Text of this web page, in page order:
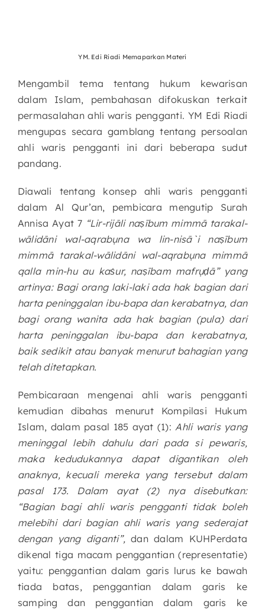
YM. Edi Riadi Memaparkan Materi
Mengambil tema tentang hukum kewarisan
dalam Islam, pembahasan difokuskan terkait
permasalahan ahli waris pengganti. YM Edi Riadi
mengupas secara gamblang tentang persoalan
ahli waris pengganti ini dari beberapa sudut
pandang.
Diawali tentang konsep ahli waris pengganti
dalam Al Qur’an, pembicara mengutip Surah
Annisa Ayat 7 “Lir-rijāli naṣībum mimmā tarakal-
wālidāni wal-aqrabụna wa lin-nisā`i naṣībum
mimmā tarakal-wālidāni wal-aqrabụna mimmā
qalla min-hu au kaṡur, naṣībam mafrụḍā” yang
artinya: Bagi orang laki-laki ada hak bagian dari
harta peninggalan ibu-bapa dan kerabatnya, dan
bagi orang wanita ada hak bagian (pula) dari
harta peninggalan ibu-bapa dan kerabatnya,
baik sedikit atau banyak menurut bahagian yang
telah ditetapkan.
Pembicaraan mengenai ahli waris pengganti
kemudian dibahas menurut Kompilasi Hukum
Islam, dalam pasal 185 ayat (1):Ahli waris yang
meninggal lebih dahulu dari pada si pewaris,
maka kedudukannya dapat digantikan oleh
anaknya, kecuali mereka yang tersebut dalam
pasal 173. Dalam ayat (2) nya disebutkan:
“Bagian bagi ahli waris pengganti tidak boleh
melebihi dari bagian ahli waris yang sederajat
dengan yang diganti”, dan dalam KUHPerdata
dikenal tiga macam penggantian (representatie)
yaitu: penggantian dalam garis lurus ke bawah
tiada batas, penggantian dalam garis ke
samping dan penggantian dalam garis ke